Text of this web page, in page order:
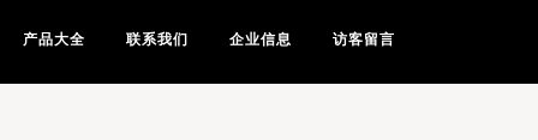
产品大全 联系我们 企业信息 访客留言